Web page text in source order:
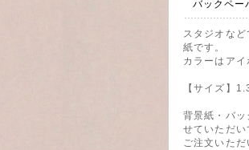
バックペー
スタジオな
紙です。
カラーはアイ
【サイズ】
背景紙・バッ
せていただい
ご注文いた